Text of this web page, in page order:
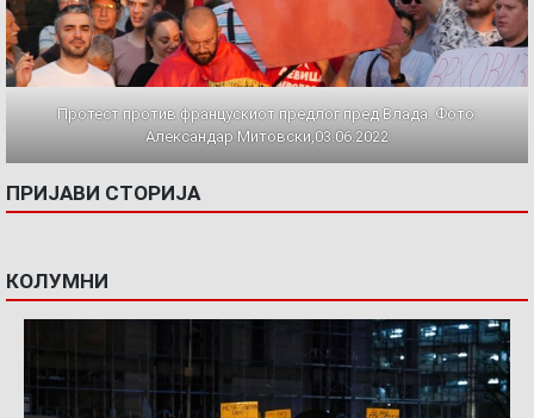
Протест против францускиот предлог пред Влада. Фото:
Александар Митовски,03.06.2022
ПРИЈАВИ СТОРИЈА
КОЛУМНИ